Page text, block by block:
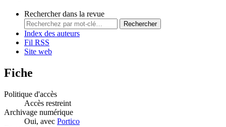
Rechercher dans la revue
Rechercher
Index des auteurs
Fil RSS
Site web
Fiche
Politique d'accès
Accès restreint
Archivage numérique
Oui, avec Portico